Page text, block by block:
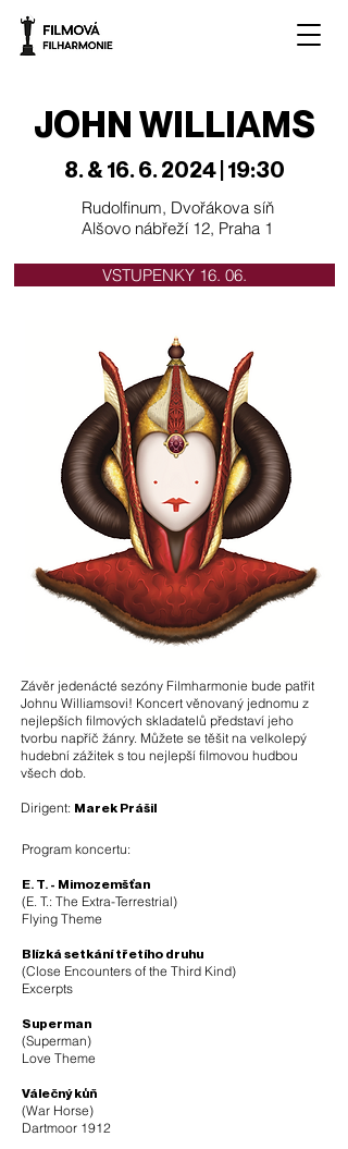
JOHN WILLIAMS
8. &16. 6. 2024| 19:30
Rudolfinum, Dvořákova síň
Alšovo nábřeží 12, Praha 1
VSTUPENKY 16. 06.
Závěr jedenácté sezóny Filmharmonie bude patřit
Johnu Williamsovi! Koncert věnovaný jednomu z
nejlepších filmových skladatelů představí jeho
tvorbu napříč žánry. Můžete se těšit na velkolepý
hudební zážitek s tou nejlepší filmovou hudbou
všech dob.
Dirigent: Marek Prášil
Program koncertu:
E. T. - Mimozemšťan
(E. T.: The Extra-Terrestrial)
Flying Theme
Blízká setkání třetího druhu
(Close Encounters of the Third Kind)
Excerpts
Superman
(Superman)
Love Theme
Válečný kůň
(War Horse)
Dartmoor 1912